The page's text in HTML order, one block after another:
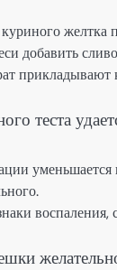
желтка
добавить
прикладывают
теста